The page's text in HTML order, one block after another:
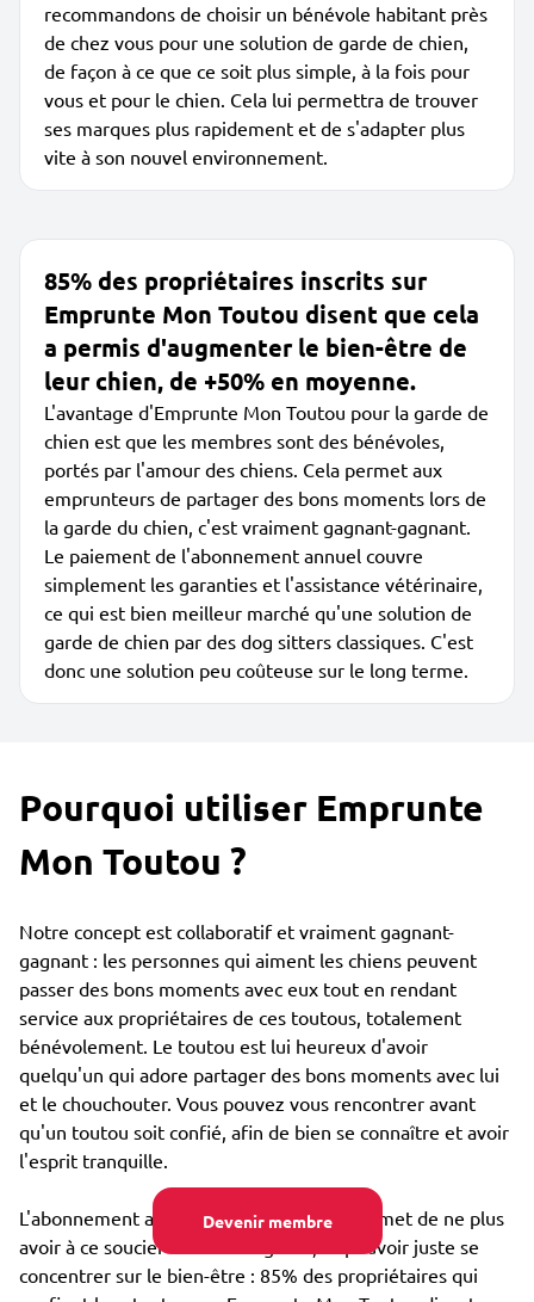
Devenir membre
recommandons de choisir un bénévole habitant près
de chez vous pour une solution de garde de chien,
de façon à ce que ce soit plus simple, à la fois pour
vous et pour le chien. Cela lui permettra de trouver
ses marques plus rapidement et de s'adapter plus
vite à son nouvel environnement.
85% des propriétaires inscrits sur
Emprunte Mon Toutou disent que cela
a permis d'augmenter le bien-être de
leur chien, de +50% en moyenne.
L'avantage d'Emprunte Mon Toutou pour la garde de
chien est que les membres sont des bénévoles,
portés par l'amour des chiens. Cela permet aux
emprunteurs de partager des bons moments lors de
la garde du chien, c'est vraiment gagnant-gagnant.
Le paiement de l'abonnement annuel couvre
simplement les garanties et l'assistance vétérinaire,
ce qui est bien meilleur marché qu'une solution de
garde de chien par des dog sitters classiques. C'est
donc une solution peu coûteuse sur le long terme.
Pourquoi utiliser Emprunte
Mon Toutou ?
Notre concept est collaboratif et vraiment gagnant-
gagnant : les personnes qui aiment les chiens peuvent
passer des bons moments avec eux tout en rendant
service aux propriétaires de ces toutous, totalement
bénévolement. Le toutou est lui heureux d'avoir
quelqu'un qui adore partager des bons moments avec lui
et le chouchouter. Vous pouvez vous rencontrer avant
qu'un toutou soit confié, afin de bien se connaître et avoir
l'esprit tranquille.
L'abonnement annuel très bon marché permet de ne plus
avoir à ce soucier du coût de garde, et pouvoir juste se
concentrer sur le bien-être : 85% des propriétaires qui